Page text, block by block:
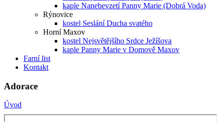
kaple Nanebevzetí Panny Marie (Dobrá Voda)
Rýnovice
kostel Seslání Ducha svatého
Horní Maxov
kostel Nejsvětějšího Srdce Ježíšova
kaple Panny Marie v Domově Maxov
Farní list
Kontakt
Adorace
Úvod